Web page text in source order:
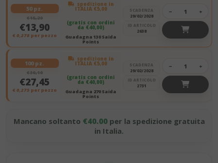
50 pz.
€15,20
€13,90
€ 0,278 per pezzo
spedizione in
ITALIA €5,00
(gratis con ordini
da €40,00)
Guadagna 130 Saida
Points
SCADENZA
29/02/2028
ID ARTICOLO
2638
− +
100 pz.
€30,10
€27,45
€ 0,275 per pezzo
spedizione in
ITALIA €5,00
(gratis con ordini
da €40,00)
Guadagna 270 Saida
Points
SCADENZA
29/02/2028
ID ARTICOLO
2731
− +
Mancano soltanto €40.00per la spedizione gratuita
in Italia.